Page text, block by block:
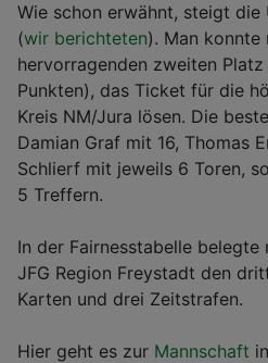
Wie schon erwähnt, steigt die
(wir berichteten). Man konnte
hervorragenden zweiten
Punkten), das Ticket für die
Kreis NM/Jura lösen. Die
Damian Graf mit 16, Thomas
Schlierf mit jeweils 6 Toren,
5 Treffern.
In der Fairnesstabelle
JFG Region Freystadt den
Karten und drei Zeitstrafen.
Hier geht es zur Mannschaft